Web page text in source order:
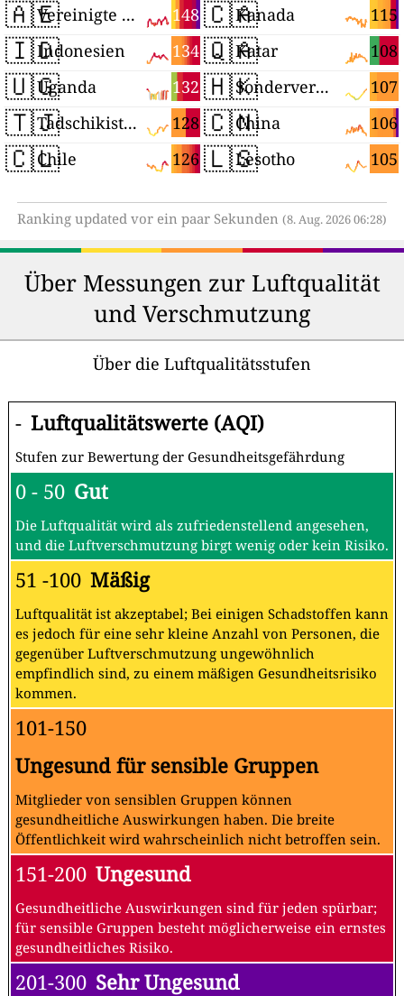
🇦🇪 148
Vereinigte Arabische Emirate
🇮🇩 134
Indonesien
🇺🇬 132
Uganda
🇹🇯 128
Tadschikistan
🇨🇱 126
Chile
🇨🇦 115
Kanada
🇶🇦 108
Katar
🇭🇰 107
Sonderverwaltungsregion Hongkong
🇨🇳 106
China
🇱🇸 105
Lesotho
Ranking updated vor ein paar Sekunden (8. Aug. 2026 06:28)
Über Messungen zur Luftqualität
und Verschmutzung
Über die Luftqualitätsstufen
- Luftqualitätswerte (AQI)
Stufen zur Bewertung der Gesundheitsgefährdung
0 - 50 Gut
Die Luftqualität wird als zufriedenstellend angesehen,
und die Luftverschmutzung birgt wenig oder kein Risiko.
51 -100 Mäßig
Luftqualität ist akzeptabel; Bei einigen Schadstoffen kann
es jedoch für eine sehr kleine Anzahl von Personen, die
gegenüber Luftverschmutzung ungewöhnlich
empfindlich sind, zu einem mäßigen Gesundheitsrisiko
kommen.
101-150
Ungesund für sensible Gruppen
Mitglieder von sensiblen Gruppen können
gesundheitliche Auswirkungen haben. Die breite
Öffentlichkeit wird wahrscheinlich nicht betroffen sein.
151-200 Ungesund
Gesundheitliche Auswirkungen sind für jeden spürbar;
für sensible Gruppen besteht möglicherweise ein ernstes
gesundheitliches Risiko.
201-300 Sehr Ungesund